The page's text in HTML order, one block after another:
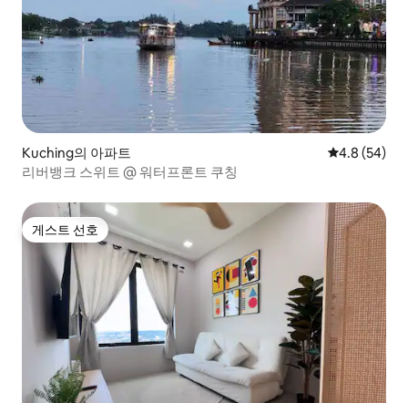
Kuching의 아파트 평점 4.8점(5
4.8 (54)
리버뱅크 스위트 @ 워터프론트 쿠칭
게스트 선호
게스트 선호